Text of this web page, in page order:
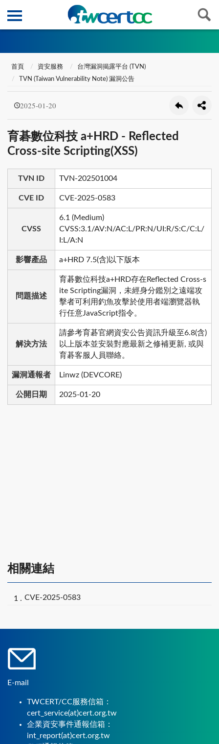
首頁 資安服務
台灣漏洞揭露平台 (TVN)
TVN (Taiwan Vulnerability Note) 漏洞公告
2025-01-20
育碁數位科技 a+HRD - Reflected
Cross-site Scripting(XSS)
TVN ID TVN-202501004
CVE ID CVE-2025-0583
CVSS
6.1 (Medium)
CVSS:3.1/AV:N/AC:L/PR:N/UI:R/S:C/C:L/
I:L/A:N
影響產品 a+HRD 7.5(含)以下版本
問題描述
育碁數位科技a+HRD存在Reflected Cross-s
ite Scripting漏洞，未經身分鑑別之遠端攻
擊者可利用釣魚攻擊於使用者端瀏覽器執
行任意JavaScript指令。
解決方法
請參考育碁官網資安公告資訊升級至6.8(含)
以上版本並安裝對應最新之修補更新, 或與
育碁客服人員聯絡。
漏洞通報者 Linwz (DEVCORE)
公開日期 2025-01-20
相關連結
CVE-2025-0583
E-mail
TWCERT/CC服務信箱：
cert_service(at)cert.org.tw
企業資安事件通報信箱：
int_report(at)cert.org.tw